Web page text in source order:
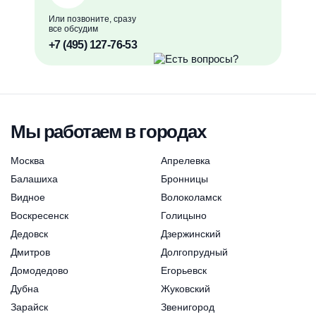
Или позвоните, сразу
все обсудим
+7 (495) 127-76-53
Мы работаем в городах
Москва
Апрелевка
Балашиха
Бронницы
Видное
Волоколамск
Воскресенск
Голицыно
Дедовск
Дзержинский
Дмитров
Долгопрудный
Домодедово
Егорьевск
Дубна
Жуковский
Зарайск
Звенигород